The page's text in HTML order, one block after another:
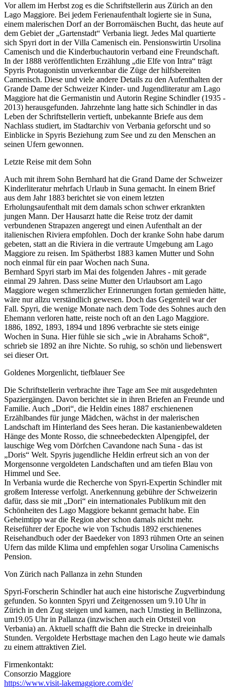
Vor allem im Herbst zog es die Schriftstellerin aus Zürich an den
Lago Maggiore. Bei jedem Ferienaufenthalt logierte sie in Suna,
einem malerischen Dorf an der Borromäischen Bucht, das heute auf
dem Gebiet der „Gartenstadt“ Verbania liegt. Jedes Mal quartierte
sich Spyri dort in der Villa Camenisch ein. Pensionswirtin Ursolina
Camenisch und die Kinderbuchautorin verband eine Freundschaft.
In der 1888 veröffentlichten Erzählung „die Elfe von Intra“ trägt
Spyris Protagonistin unverkennbar die Züge der hilfsbereiten
Camenisch. Diese und viele andere Details zu den Aufenthalten der
Grande Dame der Schweizer Kinder- und Jugendliteratur am Lago
Maggiore hat die Germanistin und Autorin Regine Schindler (1935 -
2013) herausgefunden. Jahrzehnte lang hatte sich Schindler in das
Leben der Schriftstellerin vertieft, unbekannte Briefe aus dem
Nachlass studiert, im Stadtarchiv von Verbania geforscht und so
Einblicke in Spyris Beziehung zum See und zu den Menschen an
seinen Ufern gewonnen.
Letzte Reise mit dem Sohn
Auch mit ihrem Sohn Bernhard hat die Grand Dame der Schweizer
Kinderliteratur mehrfach Urlaub in Suna gemacht. In einem Brief
aus dem Jahr 1883 berichtet sie von einem letzten
Erholungsaufenthalt mit dem damals schon schwer erkrankten
jungen Mann. Der Hausarzt hatte die Reise trotz der damit
verbundenen Strapazen angeregt und einen Aufenthalt an der
italienischen Riviera empfohlen. Doch der kranke Sohn habe darum
gebeten, statt an die Riviera in die vertraute Umgebung am Lago
Maggiore zu reisen. Im Spätherbst 1883 kamen Mutter und Sohn
noch einmal für ein paar Wochen nach Suna.
Bernhard Spyri starb im Mai des folgenden Jahres - mit gerade
einmal 29 Jahren. Dass seine Mutter den Urlaubsort am Lago
Maggiore wegen schmerzlicher Erinnerungen fortan gemieden hätte,
wäre nur allzu verständlich gewesen. Doch das Gegenteil war der
Fall. Spyri, die wenige Monate nach dem Tode des Sohnes auch den
Ehemann verloren hatte, reiste noch oft an den Lago Maggiore.
1886, 1892, 1893, 1894 und 1896 verbrachte sie stets einige
Wochen in Suna. Hier fühle sie sich „wie in Abrahams Schoß“,
schrieb sie 1892 an ihre Nichte. So ruhig, so schön und liebenswert
sei dieser Ort.
Goldenes Morgenlicht, tiefblauer See
Die Schriftstellerin verbrachte ihre Tage am See mit ausgedehnten
Spaziergängen. Davon berichtet sie in ihren Briefen an Freunde und
Familie. Auch „Dori“, die Heldin eines 1887 erschienenen
Erzählbandes für junge Mädchen, wächst in der malerischen
Landschaft im Hinterland des Sees heran. Die kastanienbewaldeten
Hänge des Monte Rosso, die schneebedeckten Alpengipfel, der
lauschige Weg vom Dörfchen Cavandone nach Suna - das ist
„Doris“ Welt. Spyris jugendliche Heldin erfreut sich an von der
Morgensonne vergoldeten Landschaften und am tiefen Blau von
Himmel und See.
In Verbania wurde die Recherche von Spyri-Expertin Schindler mit
großem Interesse verfolgt. Anerkennung gebühre der Schweizerin
dafür, dass sie mit „Dori“ ein internationales Publikum mit den
Schönheiten des Lago Maggiore bekannt gemacht habe. Ein
Geheimtipp war die Region aber schon damals nicht mehr.
Reiseführer der Epoche wie von Tschudis 1892 erschienenes
Reisehandbuch oder der Baedeker von 1893 rühmen Orte an seinen
Ufern das milde Klima und empfehlen sogar Ursolina Camenischs
Pension.
Von Zürich nach Pallanza in zehn Stunden
Spyri-Forscherin Schindler hat auch eine historische Zugverbindung
gefunden. So konnten Spyri und Zeitgenossen um 9.10 Uhr in
Zürich in den Zug steigen und kamen, nach Umstieg in Bellinzona,
um19.05 Uhr in Pallanza (inzwischen auch ein Ortsteil von
Verbania) an. Aktuell schafft die Bahn die Strecke in dreieinhalb
Stunden. Vergoldete Herbsttage machen den Lago heute wie damals
zu einem attraktiven Ziel.
Firmenkontakt:
Consorzio Maggiore
https://www.visit-lakemaggiore.com/de/